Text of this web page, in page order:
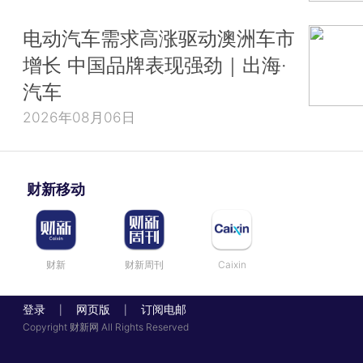
电动汽车需求高涨驱动澳洲车市
增长 中国品牌表现强劲｜出海·
汽车
2026年08月06日
财新移动
财新 财新周刊 Caixin
登录 网页版 订阅电邮
Copyright 财新网 All Rights Reserved